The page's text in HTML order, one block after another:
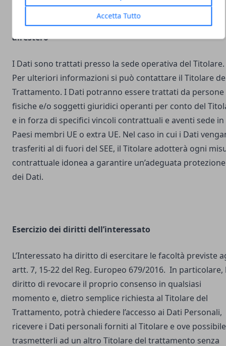
Accetta Tutto
Luogo del Trattamento e trasferimento dei Dati
all’estero
I Dati sono trattati presso la sede operativa del Titolare.
Per ulteriori informazioni si può contattare il Titolare
Trattamento. I Dati potranno essere trattati da persone
fisiche e/o soggetti giuridici operanti per conto del
e in forza di specifici vincoli contrattuali e aventi sede in
Paesi membri UE o extra UE. Nel caso in cui i Dati
trasferiti al di fuori del SEE, il Titolare adotterà ogni
contrattuale idonea a garantire un’adeguata protezione
dei Dati.
Esercizio dei diritti dell’interessato
L’Interessato ha diritto di esercitare le facoltà previste
artt. 7, 15-22 del Reg. Europeo 679/2016. In particolare,
diritto di revocare il proprio consenso in qualsiasi
momento e, dietro semplice richiesta al Titolare del
Trattamento, potrà chiedere l’accesso ai Dati Personali,
ricevere i Dati personali forniti al Titolare e ove possibile
trasmetterli ad un altro Titolare del trattamento senza